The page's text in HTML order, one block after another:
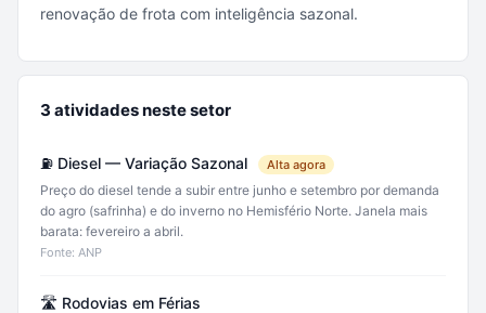
renovação de frota com inteligência sazonal.
3 atividades neste setor
⛽ Diesel — Variação Sazonal Alta agora
Preço do diesel tende a subir entre junho e setembro por demanda
do agro (safrinha) e do inverno no Hemisfério Norte. Janela mais
barata: fevereiro a abril.
Fonte: ANP
🛣️ Rodovias em Férias